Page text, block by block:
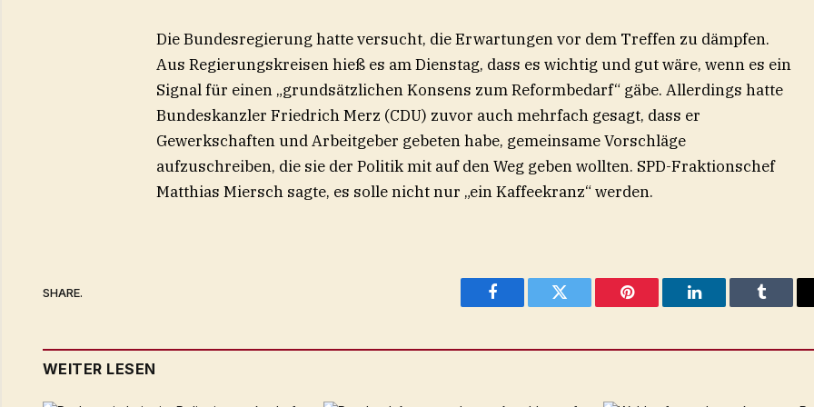
Die Bundesregierung hatte versucht, die Erwartungen vor dem Treffen zu dämpfen.
Aus Regierungskreisen hieß es am Dienstag, dass es wichtig und gut wäre, wenn es ein
Signal für einen „grundsätzlichen Konsens zum Reformbedarf“ gäbe. Allerdings hatte
Bundeskanzler Friedrich Merz (CDU) zuvor auch mehrfach gesagt, dass er
Gewerkschaften und Arbeitgeber gebeten habe, gemeinsame Vorschläge
aufzuschreiben, die sie der Politik mit auf den Weg geben wollten. SPD-Fraktionschef
Matthias Miersch sagte, es solle nicht nur „ein Kaffeekranz“ werden.
SHARE.
Facebook Twitter Pinterest LinkedIn Tumblr
WEITER LESEN